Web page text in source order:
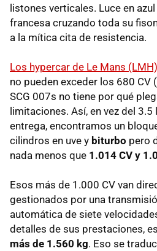
listones verticales. Luce en
francesa cruzando toda su
a la mítica cita de resistencia.
Los hypercar de Le Mans (LMH)
no pueden exceder los 680 CV
SCG 007s no tiene por qué
limitaciones. Así, en vez del 3.5
entrega, encontramos un
cilindros en uve y biturbo pero
nada menos que 1.014 CV y
Esos más de 1.000 CV van
gestionados por una
automática de siete
detalles de sus prestaciones,
más de 1.560 kg. Eso se